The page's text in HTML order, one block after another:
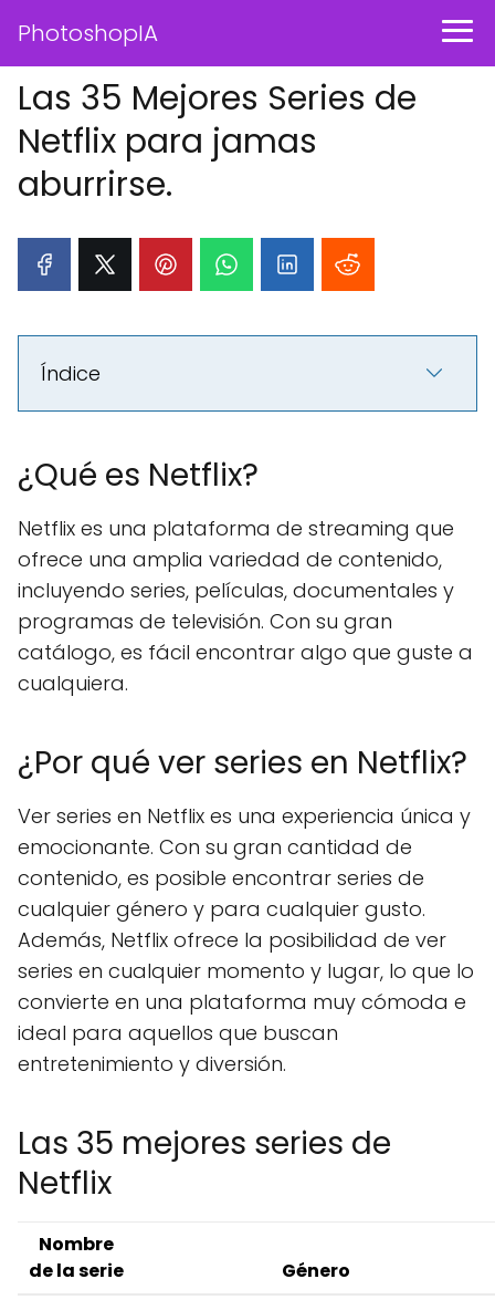
PhotoshopIA
Las 35 Mejores Series de
Netflix para jamas
aburrirse.
Índice
¿Qué es Netflix?
Netflix es una plataforma de streaming que
ofrece una amplia variedad de contenido,
incluyendo series, películas, documentales y
programas de televisión. Con su gran
catálogo, es fácil encontrar algo que guste a
cualquiera.
¿Por qué ver series en Netflix?
Ver series en Netflix es una experiencia única y
emocionante. Con su gran cantidad de
contenido, es posible encontrar series de
cualquier género y para cualquier gusto.
Además, Netflix ofrece la posibilidad de ver
series en cualquier momento y lugar, lo que lo
convierte en una plataforma muy cómoda e
ideal para aquellos que buscan
entretenimiento y diversión.
Las 35 mejores series de
Netflix
Nombre
de la serie
Género